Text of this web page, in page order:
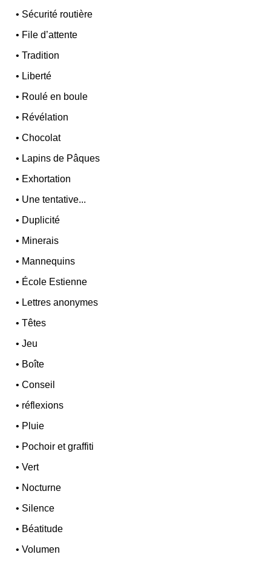
• Sécurité routière
• File d’attente
•Tradition
• Liberté
• Roulé en boule
• Révélation
•Chocolat
• Lapins de Pâques
• Exhortation
• Une tentative...
• Duplicité
• Minerais
• Mannequins
• École Estienne
• Lettres anonymes
•Têtes
•Jeu
• Boîte
•Conseil
• réflexions
• Pluie
• Pochoir et graffiti
•Vert
• Nocturne
• Silence
• Béatitude
•Volumen